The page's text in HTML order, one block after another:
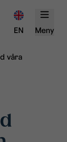
EN Meny
våra